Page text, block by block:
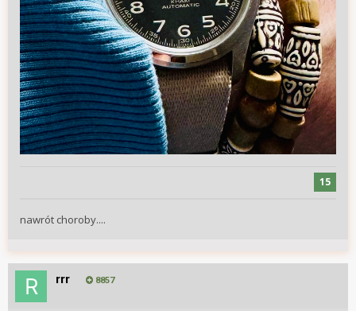
15
nawrót choroby....
rrr 8857